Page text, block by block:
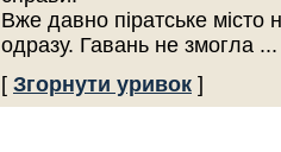
Вже давно піратське місто
одразу. Гавань не змогла
[ Згорнути уривок ]